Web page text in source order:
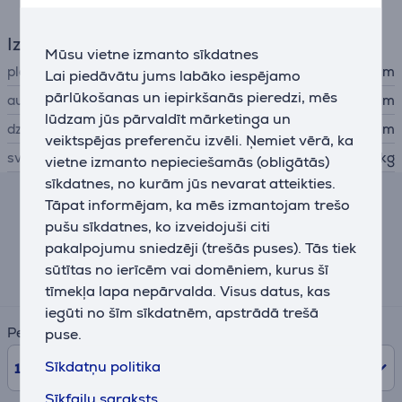
Mūsu vietne izmanto sīkdatnes
Lai piedāvātu jums labāko iespējamo
pārlūkošanas un iepirkšanās pieredzi, mēs
lūdzam jūs pārvaldīt mārketinga un
veiktspējas preferenču izvēli. Ņemiet vērā, ka
vietne izmanto nepieciešamās (obligātās)
sīkdatnes, no kurām jūs nevarat atteikties.
Tāpat informējam, ka mēs izmantojam trešo
pušu sīkdatnes, ko izveidojuši citi
pakalpojumu sniedzēji (trešās puses). Tās tiek
sūtītas no ierīcēm vai domēniem, kurus šī
tīmekļa lapa nepārvalda. Visus datus, kas
iegūti no šīm sīkdatnēm, apstrādā trešā
puse.
Sīkdatņu politika
Izmēri
platums
33 cm
augstums
38 cm
dziļums
32 cm
svars
9,1 kg
Līzinga un nomas kalkulators
Aptuvens ikmēneša maksājums
85 €
Periods
10 mēn.